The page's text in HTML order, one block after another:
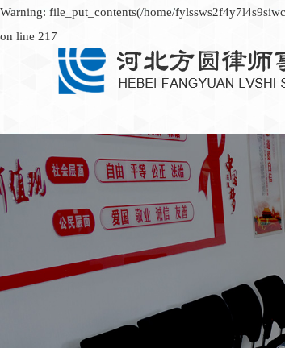
Warning: file_put_contents(/home/
on line 217